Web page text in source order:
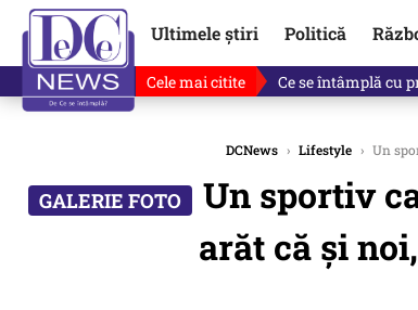
Ultimele știri Politică
Cele mai citite Ce se întâmplă cu
DCNews › Lifestyle › Un
Un sportiv
arăt că și